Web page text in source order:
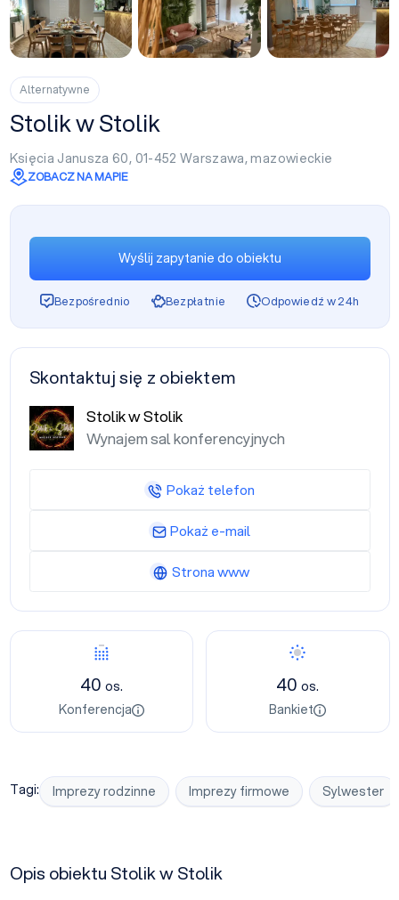
Alternatywne
Stolik w Stolik
Księcia Janusza 60, 01-452 Warszawa,mazowieckie
ZOBACZ NA MAPIE
Konferencja
40 os.
Konferencja
Bankiet
40os.
Bankiet
Tagi: Imprezy rodzinne Imprezy firmowe Sylwester
Opis obiektu Stolik w Stolik
Wyślij zapytanie do obiektu
Bezpośrednio Bezpłatnie Odpowiedź w 24h
Skontaktuj się z obiektem
Stolik w Stolik
Wynajem sal konferencyjnych
Pokaż telefon
Pokaż e-mail
Strona www